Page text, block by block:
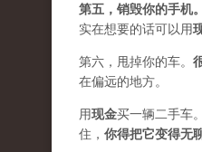
第五， 销毁你的手机。
实在想要的话可以用
第六，甩掉你的车。
在偏远的地方。
用现金买一辆二手车
住， 你得把它变得无